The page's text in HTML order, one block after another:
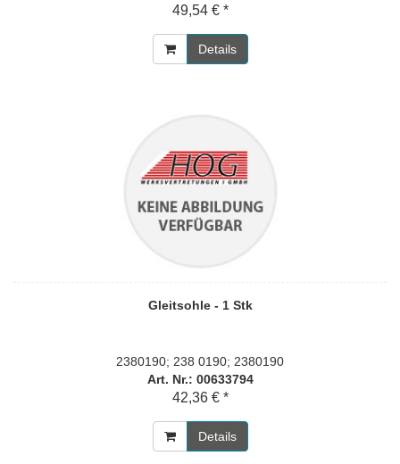
49,54 € *
Details
Gleitsohle - 1 Stk
2380190; 238 0190; 2380190
Art. Nr.: 00633794
42,36 € *
Details